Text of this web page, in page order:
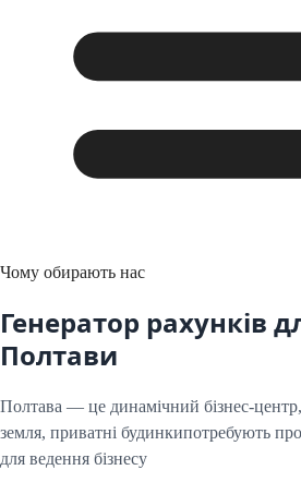
Чому обирають нас
Генератор рахунків
Полтави
Полтава — це динамічний бізнес-
земля, приватні будинкипотребують
для ведення бізнесу